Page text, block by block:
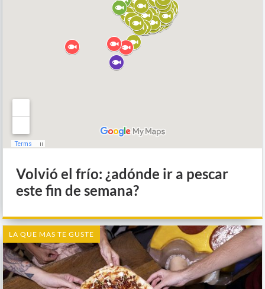
Volvió el frío: ¿adónde ir a pescar
este fin de semana?
LA QUE MAS TE GUSTE